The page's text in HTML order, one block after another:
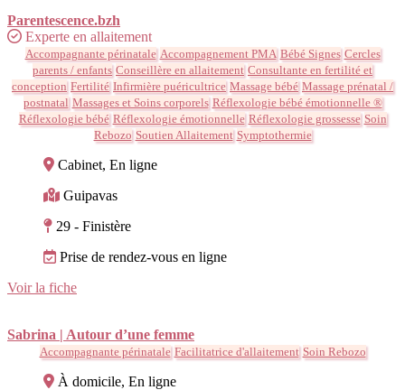
Parentescence.bzh
Experte en allaitement
Accompagnante périnatale Accompagnement PMA Bébé Signes Cercles
parents / enfants Conseillère en allaitement Consultante en fertilité et
conception Fertilité Infirmière puéricultrice Massage bébé Massage prénatal /
postnatal Massages et Soins corporels Réflexologie bébé émotionnelle ®
Réflexologie bébé Réflexologie émotionnelle Réflexologie grossesse Soin
Rebozo Soutien Allaitement Symptothermie
Cabinet, En ligne
Guipavas
29 - Finistère
Prise de rendez-vous en ligne
Voir la fiche
Sabrina | Autour d’une femme
Accompagnante périnatale Facilitatrice d'allaitement Soin Rebozo
À domicile, En ligne